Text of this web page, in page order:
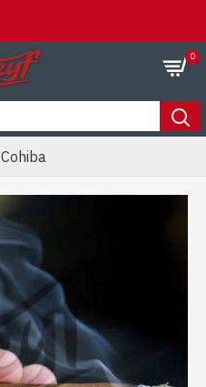
0
Cohiba